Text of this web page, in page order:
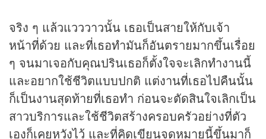
จริง ๆ แล้วแวววาวนั้น เธอเป็นสายให้กับเจ้า
หน้าที่ด้วย และที่เธอทำมันก็อันตรายมากขึ้นเรื่อย
ๆ จนมาเจอกับคุณปรินเธอก็ตั้งใจจะเลิกทำงานนี้
และอยากใช้ชีวิตแบบปกติ แต่งานที่เธอไปคืนนั้น
ก็เป็นงานสุดท้ายที่เธอทำ ก่อนจะตัดสินใจเลิกเป็น
สาวบริการและใช้ชีวิตสร้างครอบครัวอย่างที่ตัว
เองก็เคยหวังไว้ และที่คิดเขียนจดหมายนี้ขึ้นมาก็